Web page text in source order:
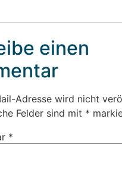
einen
Adresse wird nicht
Felder sind mit *
*